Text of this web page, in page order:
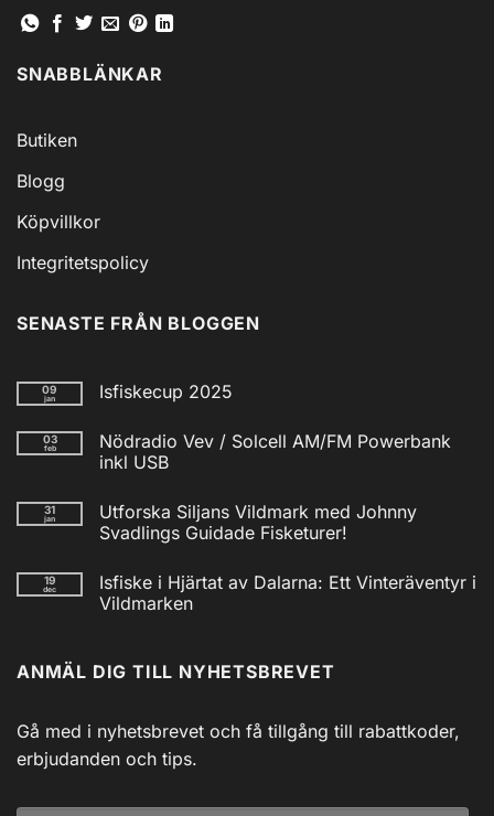
SNABBLÄNKAR
Butiken
Blogg
Köpvillkor
Integritetspolicy
SENASTE FRÅN BLOGGEN
09
jan Isfiskecup 2025
till
Isfiskecup
2025
03
feb
Nödradio Vev / Solcell AM/FM Powerbank
inkl USB
till
Nödradio
Vev
AM/FM
Powerbank
inkl
31
jan
Utforska Siljans Vildmark med Johnny
Svadlings Guidade Fisketurer!
till
Utforska
Siljans
Svadlings
Guidade
19
dec
Isfiske i Hjärtat av Dalarna: Ett Vinteräventyr i
Vildmarken
Isfiske
i
Dalarna:
Ett
Vinteräventyr
i
ANMÄL DIG TILL NYHETSBREVET
Gå med i nyhetsbrevet och få tillgång till rabattkoder,
erbjudanden och tips.